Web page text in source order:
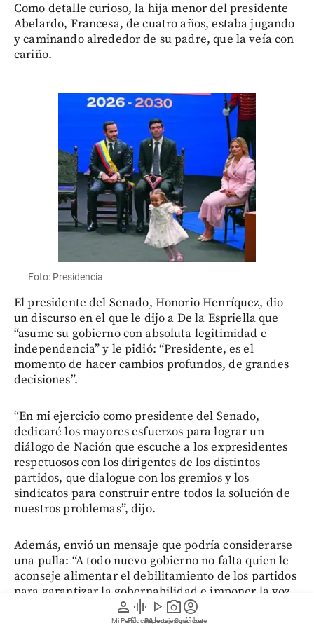
person
Mi Perfil
graphic_eq
Pódcast
play_arrow
Videos
photo_camera
Reportajes gráficos
account_circle
Suscríbete
Como detalle curioso, la hija menor del presidente
Abelardo, Francesa, de cuatro años, estaba jugando
y caminando alrededor de su padre, que la veía con
cariño.
Foto: Presidencia
El presidente del Senado, Honorio Henríquez, dio
un discurso en el que le dijo a De la Espriella que
“asume su gobierno con absoluta legitimidad e
independencia” y le pidió: “Presidente, es el
momento de hacer cambios profundos, de grandes
decisiones”.
“En mi ejercicio como presidente del Senado,
dedicaré los mayores esfuerzos para lograr un
diálogo de Nación que escuche a los expresidentes
respetuosos con los dirigentes de los distintos
partidos, que dialogue con los gremios y los
sindicatos para construir entre todos la solución de
nuestros problemas”, dijo.
Además, envió un mensaje que podría considerarse
una pulla: “A todo nuevo gobierno no falta quien le
aconseje alimentar el debilitamiento de los partidos
para garantizar la gobernabilidad e imponer la voz
oficial, lo que termina destruyendo democracia y
fortaleciendo caudillismo”.